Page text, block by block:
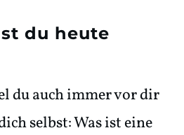
du heute
du auch immer vor dir
selbst: Was ist eine